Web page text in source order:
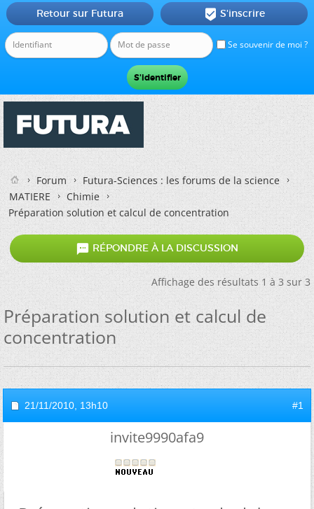
Se souvenir de moi ?
Retour sur Futura  S'inscrire
Forum
Futura-Sciences : les forums de la science
MATIERE
Chimie
Préparation solution et calcul de concentration
 RÉPONDRE À LA DISCUSSION
Affichage des résultats 1 à 3 sur 3
Préparation solution et calcul de
concentration
21/11/2010, 13h10 #1
invite9990afa9